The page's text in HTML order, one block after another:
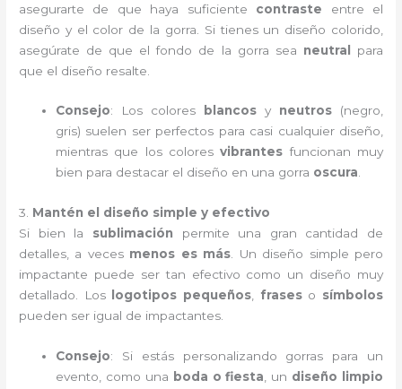
asegurarte de que haya suficiente contraste entre el
diseño y el color de la gorra. Si tienes un diseño colorido,
asegúrate de que el fondo de la gorra sea neutral para
que el diseño resalte.
Consejo: Los colores blancos y neutros(negro,
gris) suelen ser perfectos para casi cualquier diseño,
mientras que los coloresvibrantes funcionan muy
bien para destacar el diseño en una gorra oscura.
3. Mantén el diseño simple y efectivo
Si bien la sublimación permite una gran cantidad de
detalles, a veces menos es más. Un diseño simple pero
impactante puede ser tan efectivo como un diseño muy
detallado. Los
logotipos pequeños, fraseso símbolos
pueden ser igual de impactantes.
Consejo: Si estás personalizando gorras para un
evento, como una boda o fiesta , un diseño limpio